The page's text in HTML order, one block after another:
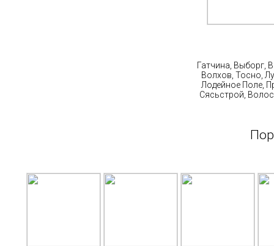
Гатчина, Выборг,
Волхов, Тосно,
Лодейное Поле,
Сясьстрой,